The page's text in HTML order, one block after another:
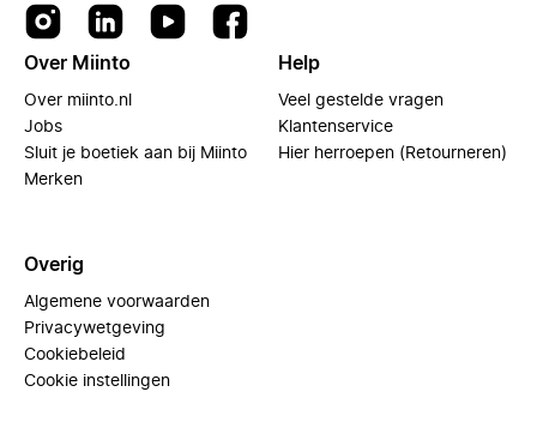
Over Miinto
Over miinto.nl
Jobs
Sluit je boetiek aan bij Miinto
Merken
Help
Veel gestelde vragen
Klantenservice
Hier herroepen (Retourneren)
Overig
Algemene voorwaarden
Privacywetgeving
Cookiebeleid
Cookie instellingen